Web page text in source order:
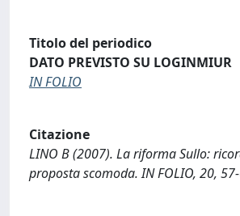
Titolo del periodico
DATO PREVISTO SU LOGINMIUR
IN FOLIO
Citazione
LINO B (2007). La riforma Sullo:
proposta scomoda. IN FOLIO, 20,